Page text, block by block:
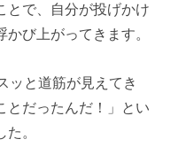
とで、自分が投げかけ
び上がってきます。
ッと道筋が見えてき
とだったんだ！」とい
。